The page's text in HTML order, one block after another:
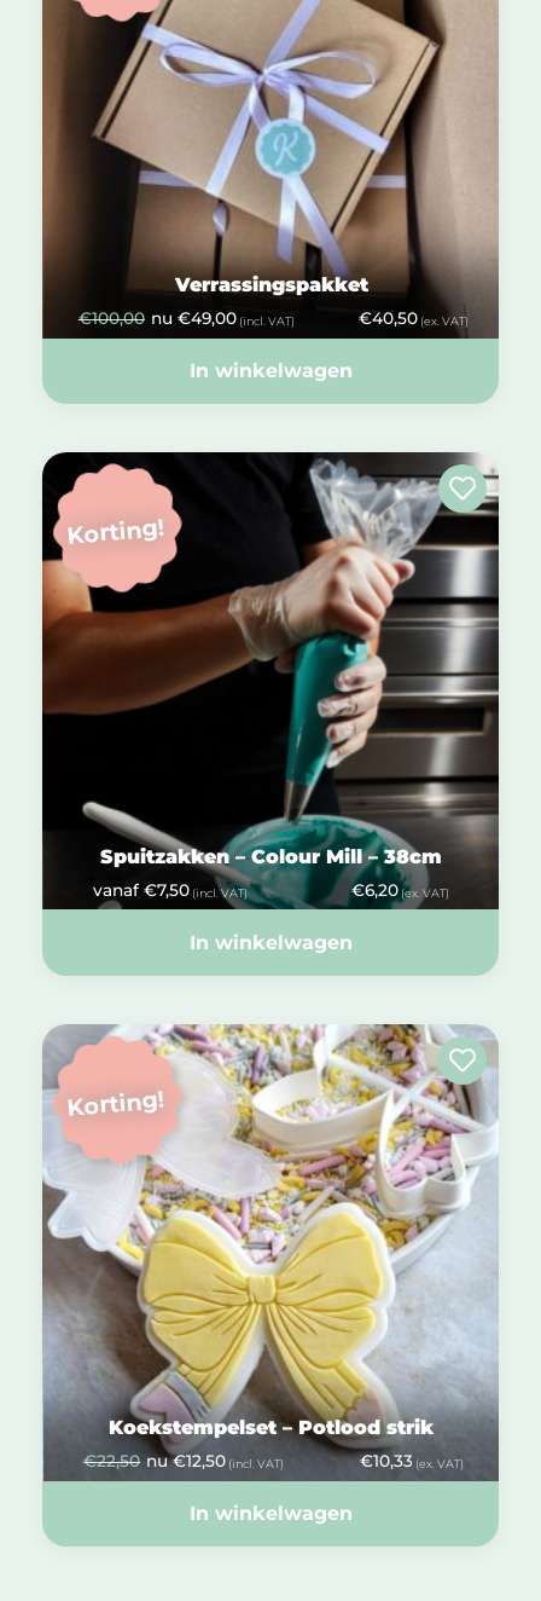
Verrassingspakket
€100,00 nu €49,00(incl. VAT) €40,50 (ex. VAT)
In winkelwagen
Korting!
Spuitzakken – Colour Mill – 38cm
vanaf €7,50 (incl. VAT) €6,20 (ex. VAT)
In winkelwagen
Korting!
Koekstempelset – Potlood strik
€22,50 nu €12,50 (incl. VAT) €10,33(ex. VAT)
In winkelwagen